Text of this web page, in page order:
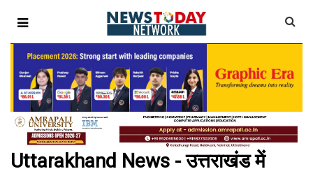
Uttarakhand News - उत्तराखंड में